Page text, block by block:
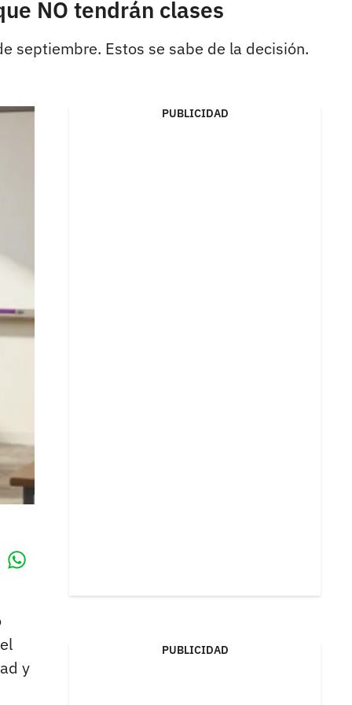
NO tendrán clases
septiembre. Estos se sabe de la decisión.
y
PUBLICIDAD
PUBLICIDAD